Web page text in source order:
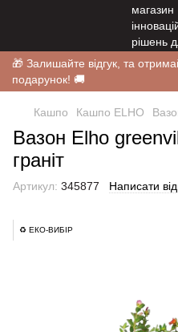
🎁 Залишайте відгук, та
подарунок! 🚚
Кашпо Кашпо ELHO
Вазон Elho
граніт
Артикул: 345877 Написати
♻️ ЕКО-ВИБІР